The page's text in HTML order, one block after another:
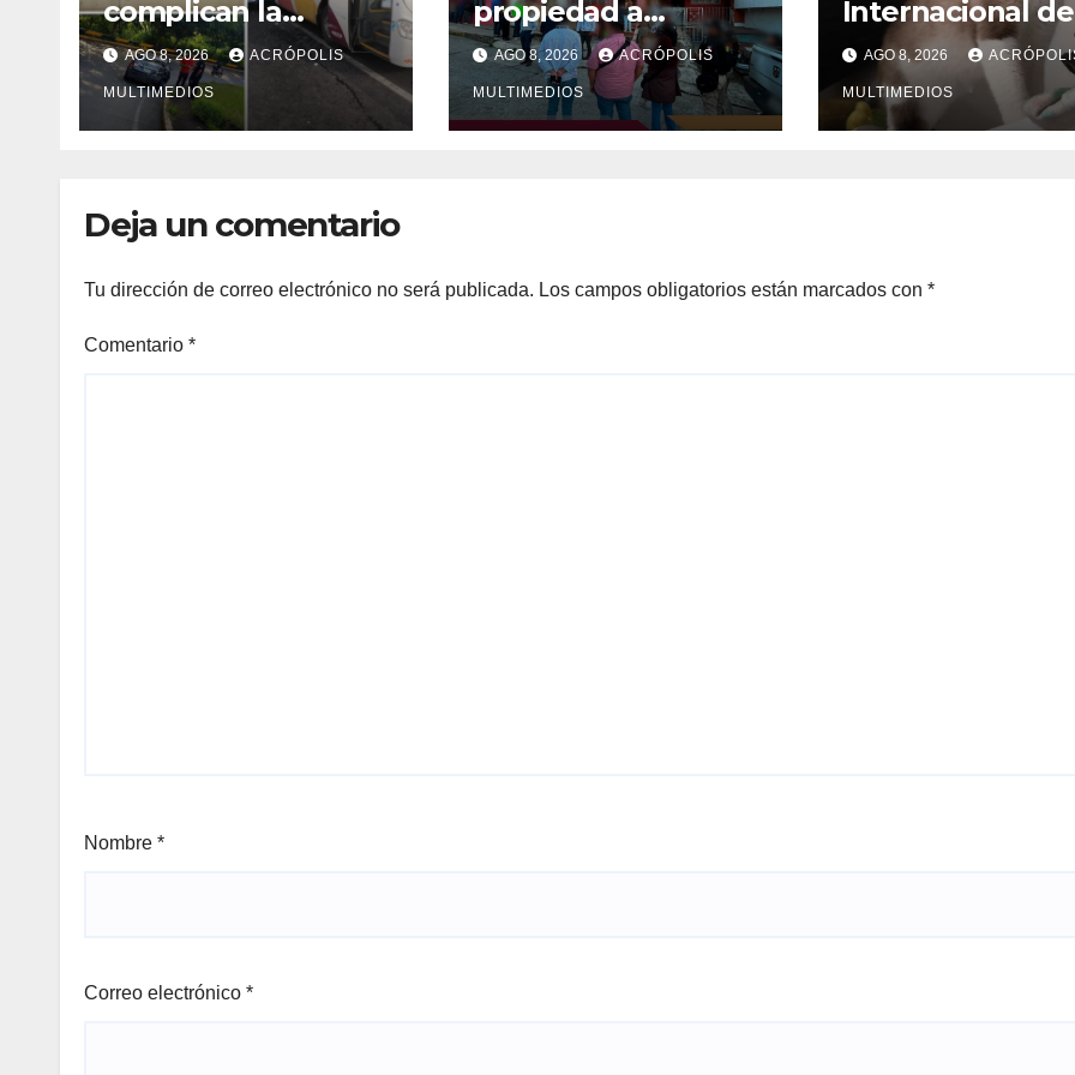
complican la
mañana en Xalapa
AGO 8, 2026 ACRÓPOLIS
MULTIMEDIOS
propiedad a
víctimas en Xalapa
AGO 8, 2026 ACRÓPOLIS
MULTIMEDIOS
Internacional
Gato
AGO 8, 2026
MULTIMEDIOS
Deja un comentario
Tu dirección de correo electrónico no será publicada. Los campos obligatorios están marcados con *
Comentario *
Nombre *
Correo electrónico *